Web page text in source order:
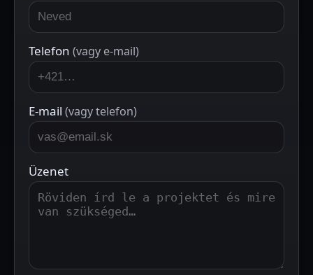
Telefon (vagy e-mail)
E-mail (vagy telefon)
Üzenet